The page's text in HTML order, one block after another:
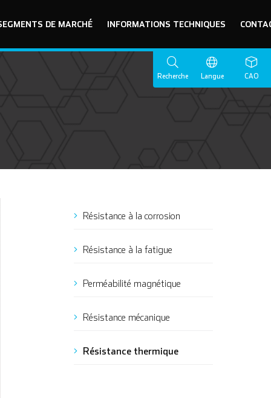
DE MARCHÉ INFORMATIONS TECHNIQUES
Recherche Langue CAO
Résistance à la corrosion
Résistance à la fatigue
Perméabilité magnétique
Résistance mécanique
Résistance thermique